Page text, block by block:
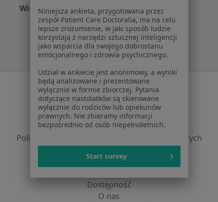
Więcej (15)
Więcej w kategorii: Najczęście leczone
Serwis
Regulamin
Polityka prywatności pacjentów
Polityka prywatności profesjonalistów
Polityka prywatności dla profesjonalistów, których
Polityka cookies
Dostępność
O nas
Niniejsza ankieta, przygotowana przez
zespół Patient Care Doctoralia, ma na celu
lepsze zrozumienie, w jaki sposób ludzie
korzystają z narzędzi sztucznej inteligencji
jako wsparcia dla swojego dobrostanu
emocjonalnego i zdrowia psychicznego.
Udział w ankiecie jest anonimowy, a wyniki
będą analizowane i prezentowane
wyłącznie w formie zbiorczej. Pytania
dotyczące nastolatków są skierowane
wyłącznie do rodziców lub opiekunów
prawnych. Nie zbieramy informacji
bezpośrednio od osób niepełnoletnich.
Start survey